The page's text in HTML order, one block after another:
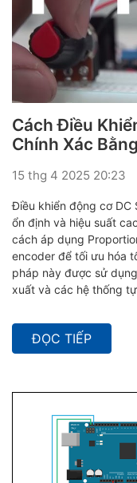
Cách Điều
Chính Xác
15 thg 4 2025 20:23
Điều khiển động cơ DC
ổn định và hiệu suất
cách áp dụng
encoder để tối ưu hóa
pháp này được sử
xuất và các hệ thống
ĐỌC TIẾP